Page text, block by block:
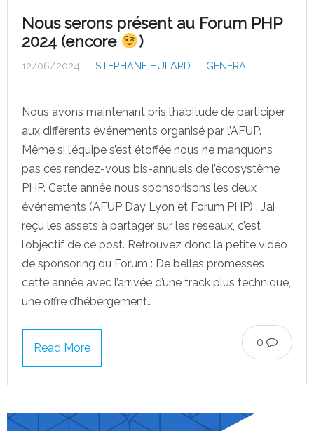
Nous serons présent au Forum PHP
2024 (encore
)
12/06/2024 STÉPHANE HULARD GÉNÉRAL
Nous avons maintenant pris l’habitude de participer
aux différents événements organisé par l’AFUP.
Même si l’équipe s’est étoffée nous ne manquons
pas ces rendez-vous bis-annuels de l’écosystème
PHP. Cette année nous sponsorisons les deux
événements (AFUP Day Lyon et Forum PHP) . J’ai
reçu les assets à partager sur les réseaux, c’est
l’objectif de ce post. Retrouvez donc la petite vidéo
de sponsoring du Forum : De belles promesses
cette année avec l’arrivée d’une track plus technique,
une offre d’hébergement…
0
Read More